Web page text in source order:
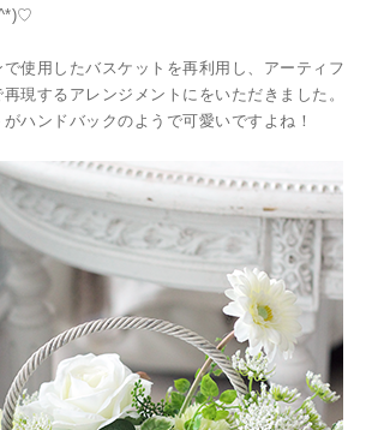
使用したバスケットを再利用し、アーティフ
現するアレンジメントにをいただきました。
ハンドバックのようで可愛いですよね！